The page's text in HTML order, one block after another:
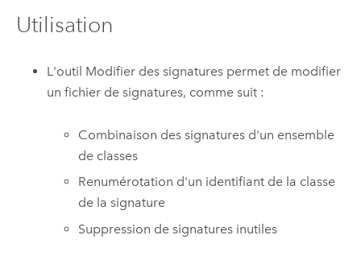
Utilisation
L'outil Modifier des signatures permet de modifier
un fichier de signatures, comme suit :
Combinaison des signatures d'un ensemble
de classes
Renumérotation d'un identifiant de la classe
de la signature
Suppression de signatures inutiles